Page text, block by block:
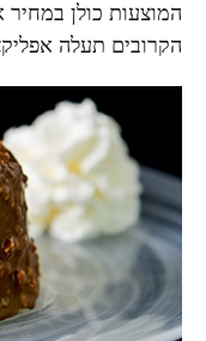
הקרובים תעלה